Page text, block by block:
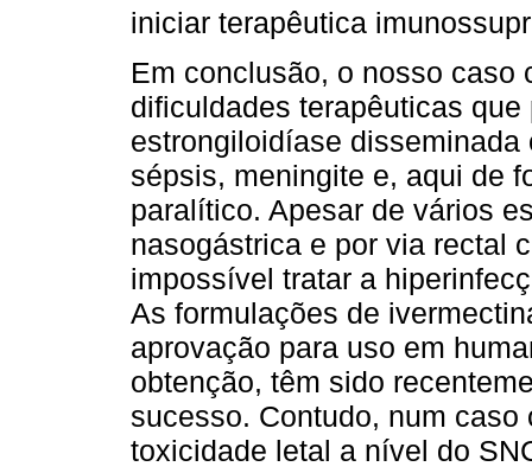
iniciar terapêutica
Em conclusão, o nosso caso
dificuldades terapêuticas
estrongiloidíase
sépsis, meningite e, aqui de
paralítico. Apesar de vários
nasogástrica e por via rectal
impossível tratar a
As formulações de
aprovação para uso em
obtenção, têm sido
sucesso. Contudo, num
toxicidade letal a nível do